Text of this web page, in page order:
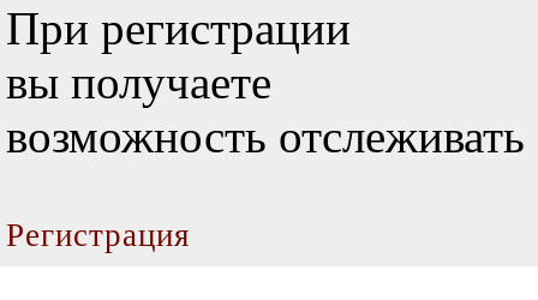
При регистрации
вы получаете
возможность
Регистрация